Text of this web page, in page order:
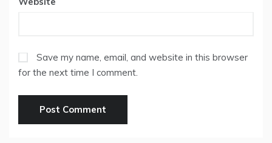
Save my name, email, and website in this browser
for the next time I comment.